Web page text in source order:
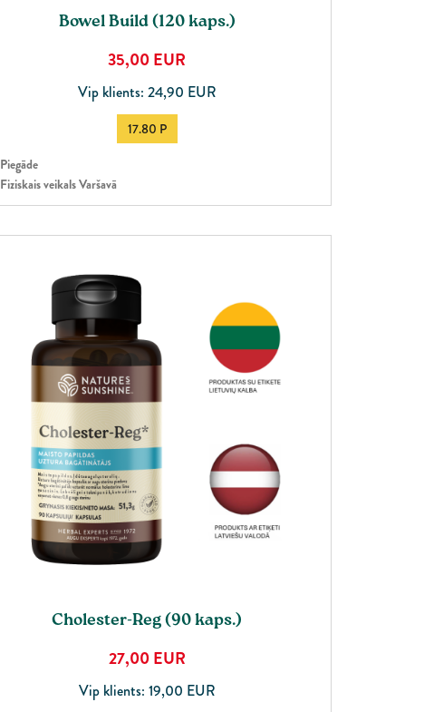
Bowel Build (120 kaps.)
35,00EUR
Vip klients: 24,90 EUR
17.80 P
Piegāde
Fiziskais veikals Varšavā
Cholester-Reg (90 kaps.)
27,00 EUR
Vip klients: 19,00 EUR